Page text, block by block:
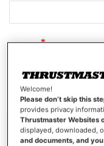
Password
Mostra password
Welcome!
Please don’t skip this
provides privacy
Thrustmaster Websites
displayed, downloaded,
and documents, and